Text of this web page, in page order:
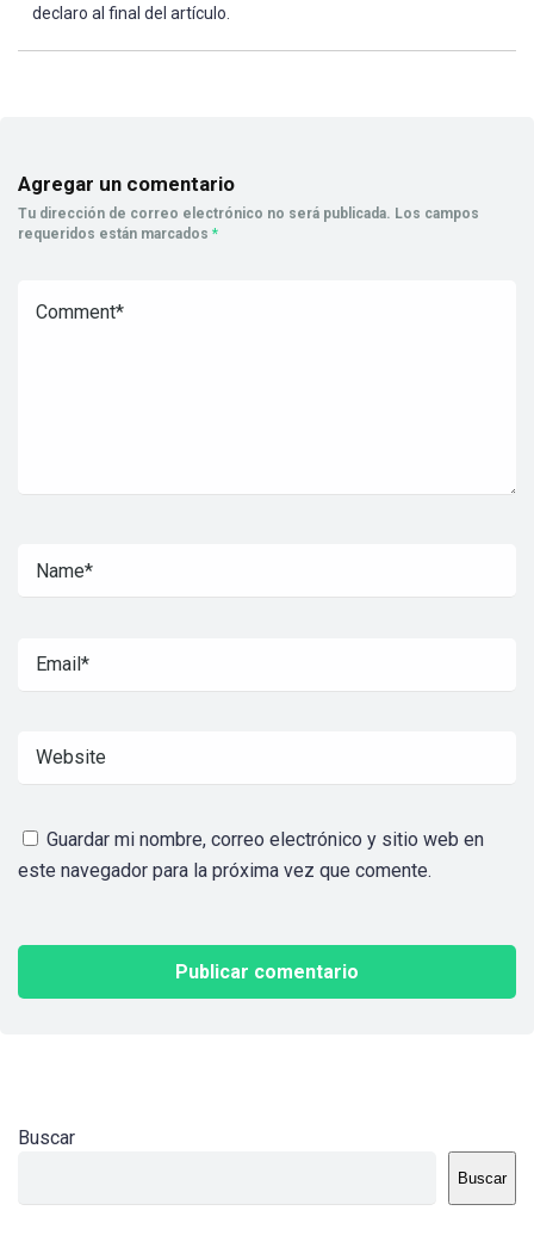
declaro al final del artículo.
Agregar un comentario
Tu dirección de correo electrónico no será publicada. Los campos
requeridos están marcados *
Guardar mi nombre, correo electrónico y sitio web en
este navegador para la próxima vez que comente.
Buscar
Buscar